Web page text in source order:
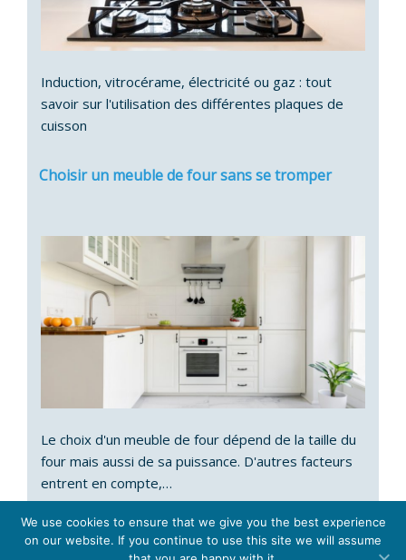
Induction, vitrocérame, électricité ou gaz : tout
savoir sur l'utilisation des différentes plaques de
cuisson
Choisir un meuble de four sans se tromper
Le choix d'un meuble de four dépend de la taille du
four mais aussi de sa puissance. D'autres facteurs
entrent en compte,…
We use cookies to ensure that we give you the best experience
on our website. If you continue to use this site we will assume